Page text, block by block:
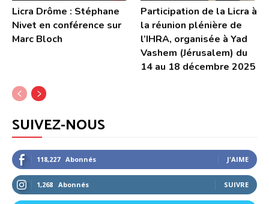
Licra Drôme : Stéphane
Nivet en conférence sur
Marc Bloch
Participation de la Licra à
la réunion plénière de
l’IHRA, organisée à Yad
Vashem (Jérusalem) du
14 au 18 décembre 2025
SUIVEZ-NOUS
118,227 Abonnés J'AIME
1,268 Abonnés SUIVRE